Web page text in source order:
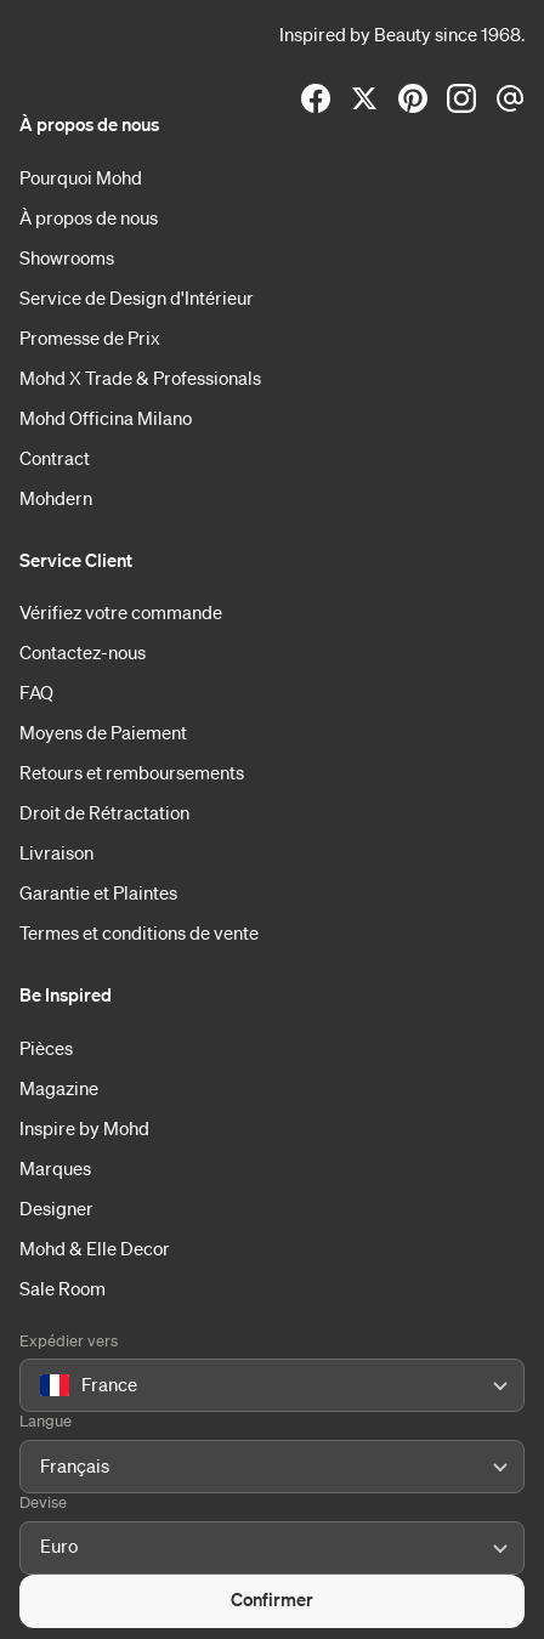
Inspired by Beauty since 1968.
À propos de nous
Pourquoi Mohd
À propos de nous
Showrooms
Service de Design d'Intérieur
Promesse de Prix
Mohd X Trade & Professionals
Mohd Officina Milano
Contract
Mohdern
Service Client
Vérifiez votre commande
Contactez-nous
FAQ
Moyens de Paiement
Retours et remboursements
Droit de Rétractation
Livraison
Garantie et Plaintes
Termes et conditions de vente
Be Inspired
Pièces
Magazine
Inspire by Mohd
Marques
Designer
Mohd & Elle Decor
Sale Room
Expédier vers
France
Langue
Français
Devise
Euro
Confirmer